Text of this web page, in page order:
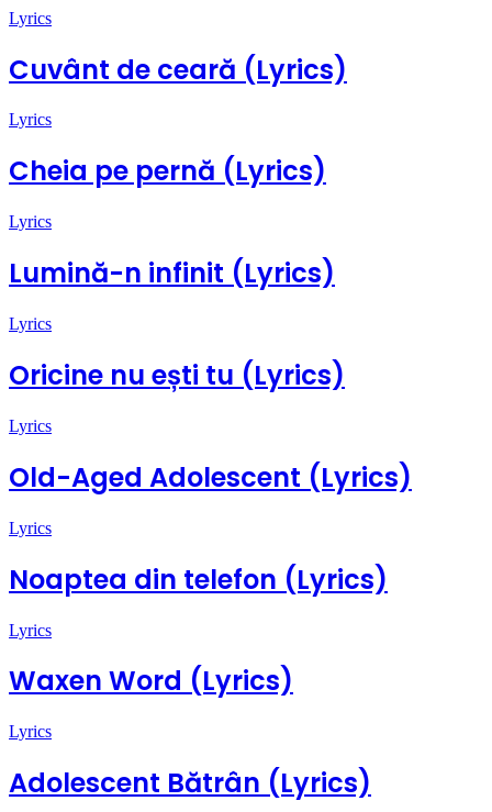
Lyrics
Cuvânt de ceară (Lyrics)
Lyrics
Cheia pe pernă (Lyrics)
Lyrics
Lumină-n infinit (Lyrics)
Lyrics
Oricine nu ești tu (Lyrics)
Lyrics
Old-Aged Adolescent (Lyrics)
Lyrics
Noaptea din telefon (Lyrics)
Lyrics
Waxen Word (Lyrics)
Lyrics
Adolescent Bătrân (Lyrics)